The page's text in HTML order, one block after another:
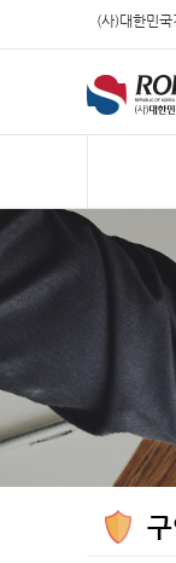
(사)대한민국